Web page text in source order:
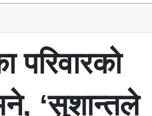
परिवारको
‘सुशान्तले